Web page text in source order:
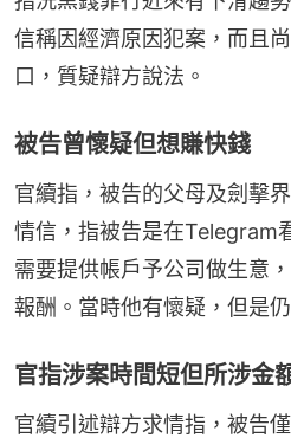
信稱因經濟原因犯案，而且
口，質疑辯方說法。
被告曾懷疑但想賺快錢
官續指，被告的父母及劍擊
情信，指被告是在Telegram
需要提供帳戶予公司做生意
報酬。當時他有懷疑，但是
官指涉案時間短但所涉金
官續引述辯方求情指，被告